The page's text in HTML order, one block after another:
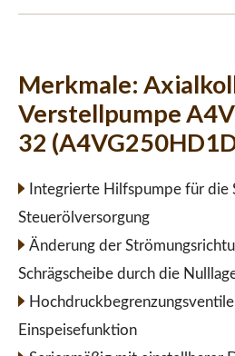
Merkmale:
Verstellpumpe
32
Integrierte Hilfspumpe für die
Steuerölversorgung
Änderung der
Schrägscheibe durch die
Einspeisefunktion